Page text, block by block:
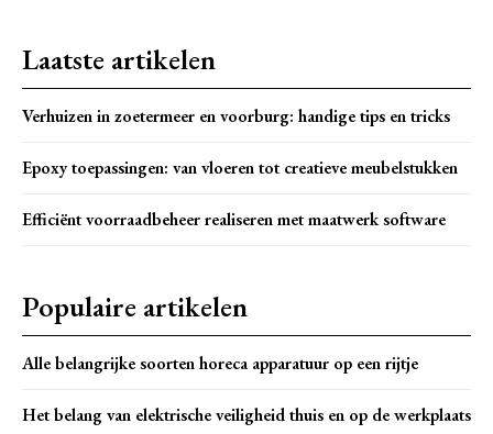
Laatste artikelen
Verhuizen in zoetermeer en voorburg: handige tips en tricks
Epoxy toepassingen: van vloeren tot creatieve meubelstukken
Efficiënt voorraadbeheer realiseren met maatwerk software
Populaire artikelen
Alle belangrijke soorten horeca apparatuur op een rijtje
Het belang van elektrische veiligheid thuis en op de werkplaats